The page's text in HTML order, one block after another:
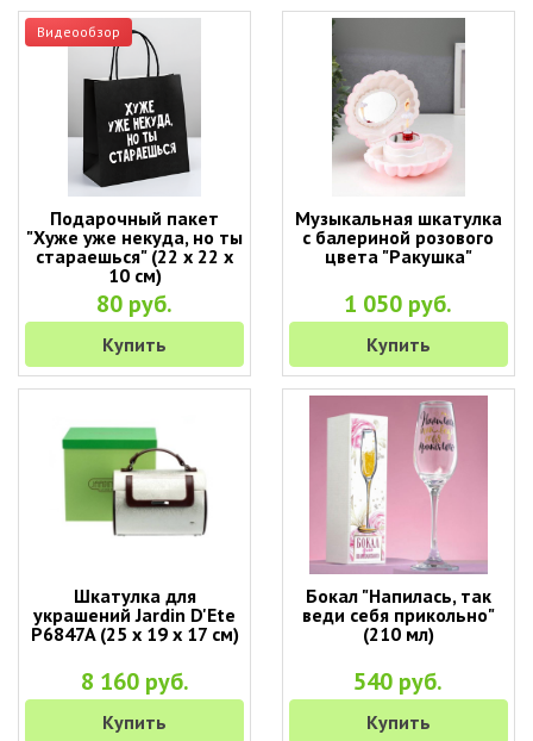
Видеообзор
Подарочный пакет
"Хуже уже некуда, но ты
стараешься" (22 х 22 х
10 см)
80 руб.
Купить
Музыкальная шкатулка
с балериной розового
цвета "Ракушка"
1 050 руб.
Купить
Шкатулка для
украшений Jardin D'Ete
P6847A (25 х 19 х 17 см)
8 160 руб.
Купить
Бокал "Напилась, так
веди себя прикольно"
(210 мл)
540 руб.
Купить